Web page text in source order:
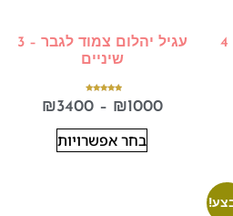
עגיל יהלום צמוד לגבר – 4
עגיל יהלום צמוד לגבר – 3
שיניים
5.00
₪1000
–
₪3400
בחר אפשרויות